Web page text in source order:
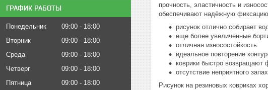
ГРАФИК РАБОТЫ
Понедельник 09:00
18:00
Вторник
09:00
18:00
Среда
09:00
18:00
Четверг
09:00
18:00
Пятница
09:00
18:00
прочность, эластичность и
обеспечивают надёжную
рисунок отлично собирает
еще более увеличенные
отличная износостойкость
идеальное повторение
коврики быстро возвращают
отсутствие неприятного
Рисунок на резиновых ковриках